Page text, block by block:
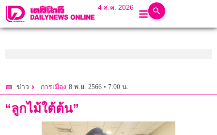
4 ส.ค. 2026
ข่าว การเมือง 8 พ.ย. 2566 • 7:00 น.
“ลูกไม้ใต้ต้น”